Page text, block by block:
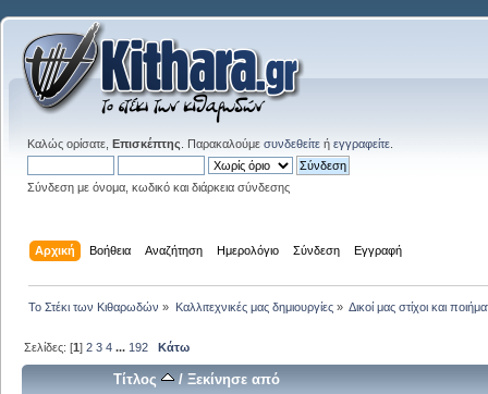
Καλώς ορίσατε, Επισκέπτης . Παρακαλούμε συνδεθείτε ή εγγραφείτε
Σύνδεση με όνομα, κωδικό και διάρκεια σύνδεσης
Αρχική Βοήθεια Αναζήτηση Ημερολόγιο Σύνδεση Εγγραφή
Το Στέκι των Κιθαρωδών » Καλλιτεχνικές μας δημιουργίες» Δικοί μας στίχοι και
Σελίδες: [1]2 3 4 ... 192 Κάτω
Τίτλος /Ξεκίνησε από